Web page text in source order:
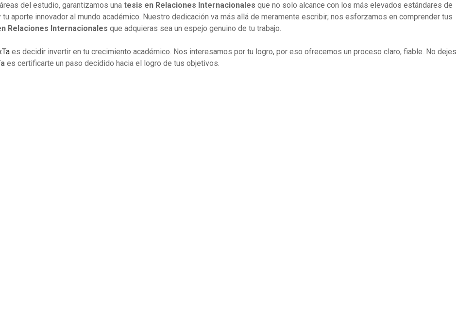
del estudio, garantizamos una tesis en Relaciones Internacionales que no solo alcance con los más elevados estándares de
aporte innovador al mundo académico. Nuestro dedicación va más allá de meramente escribir; nos esforzamos en comprender tus
Relaciones Internacionales que adquieras sea un espejo genuino de tu trabajo.
es decidir invertir en tu crecimiento académico. Nos interesamos por tu logro, por eso ofrecemos un proceso claro, fiable. No dejes
es certificarte un paso decidido hacia el logro de tus objetivos.